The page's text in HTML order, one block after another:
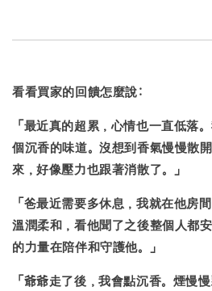
看看買家的回饋怎麼說:
「最近真的超累，心情也一直低落
個沉香的味道。沒想到 香氣慢慢散開
來，好像壓力也跟著消散了。」
「 爸最近需要多休息，我就在他房
溫潤柔和，看他聞了之後整個人都
的力量在陪伴和守護他。」
「爺爺走了後，我會點沉香。煙慢